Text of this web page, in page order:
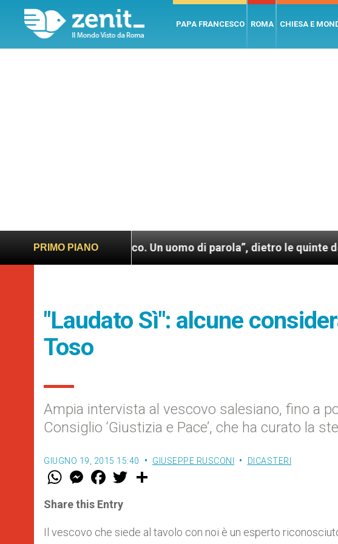
PAPA FRANCESCO ROMA CHIESA E
PRIMO PIANO
Francesco. Un uomo di parola”, dietro le quinte dell’omonimo
"Laudato Sì": alcune
Toso
Ampia intervista al vescovo salesiano, fino a
Consiglio ‘Giustizia e Pace’, che ha curato la
GIUGNO 19, 2015 15:40 GIUSEPPE RUSCONI DICASTERI
W
t
s
p
p
M
e
s
e
g
e
F
a
e
b
o
k
w
r
Share this Entry
Il vescovo che siede al tavolo con noi è un esperto